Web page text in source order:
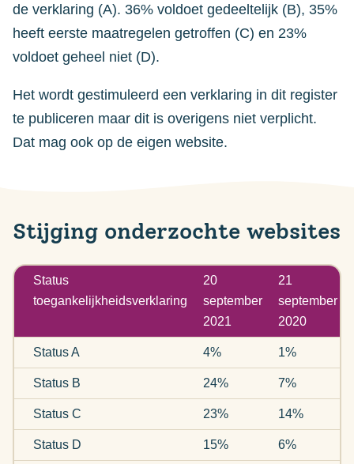
de verklaring (A). 36% voldoet gedeeltelijk (B), 35%
heeft eerste maatregelen getroffen (C) en 23%
voldoet geheel niet (D).
Het wordt gestimuleerd een verklaring in dit register
te publiceren maar dit is overigens niet verplicht.
Dat mag ook op de eigen website.
Stijging onderzochte websites
Status
toegankelijkheidsverklaring
20
september
2021
21
september
2020
Status A 4% 1%
Status B 24% 7%
Status C 23% 14%
Status D 15% 6%